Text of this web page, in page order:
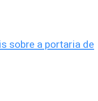
sobre a portaria de